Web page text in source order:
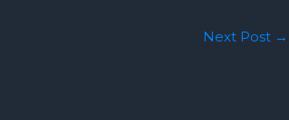
Next Post →